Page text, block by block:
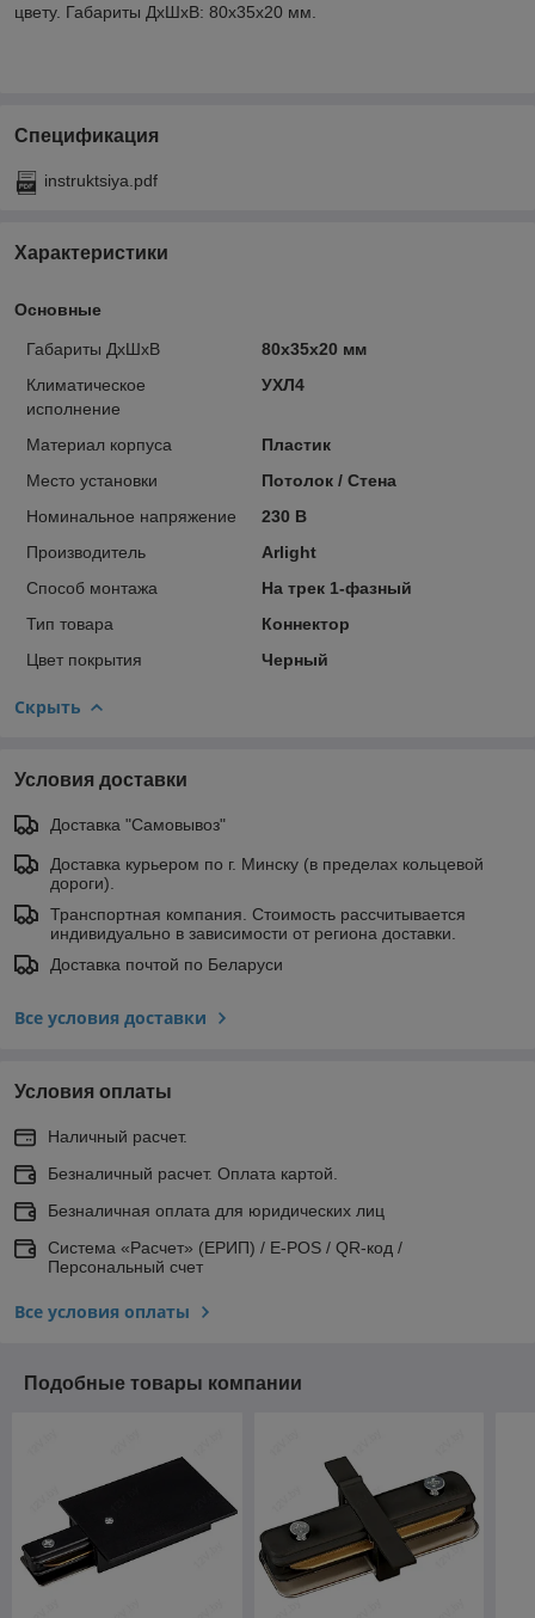
цвету. Габариты ДхШхВ: 80х35х20 мм.
Спецификация
instruktsiya.pdf
Характеристики
Основные
Габариты ДхШхВ
80х35х20 мм
Климатическое
исполнение
УХЛ4
Материал корпуса
Пластик
Место установки
Потолок / Cтена
Номинальное напряжение
230 В
Прoизвoдитель
Arlight
Способ монтажа
На трек 1-фазный
Тип товара
Коннектор
Цвет покрытия
Черный
Скрыть
Условия доставки
Доставка "Самовывоз"
Доставка курьером по г. Минску (в пределах кольцевой
дороги).
Транспортная компания. Стоимость рассчитывается
индивидуально в зависимости от региона доставки.
Доставка почтой по Беларуси
Все условия доставки
Условия оплаты
Наличный расчет.
Безналичный расчет. Оплата картой.
Безналичная оплата для юридических лиц
Система «Расчет» (ЕРИП) / E-POS / QR-код /
Персональный счет
Все условия оплаты
Подобные товары компании